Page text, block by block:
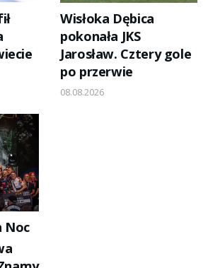
Wisłoka Dębica
pokonała JKS
Jarosław. Cztery gole
po przerwie
08.08.2026
Noc